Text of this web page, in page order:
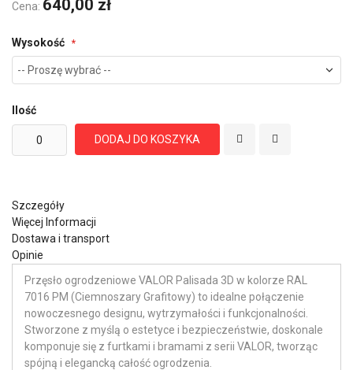
Cena: 640,00 zł
Wysokość
Ilość
DODAJ DO KOSZYKA
Szczegóły
Więcej Informacji
Dostawa i transport
Opinie
Przęsło ogrodzeniowe VALOR Palisada 3D w kolorze RAL
7016 PM (Ciemnoszary Grafitowy) to idealne połączenie
nowoczesnego designu, wytrzymałości i funkcjonalności.
Stworzone z myślą o estetyce i bezpieczeństwie, doskonale
komponuje się z furtkami i bramami z serii VALOR, tworząc
spójną i elegancką całość ogrodzenia.